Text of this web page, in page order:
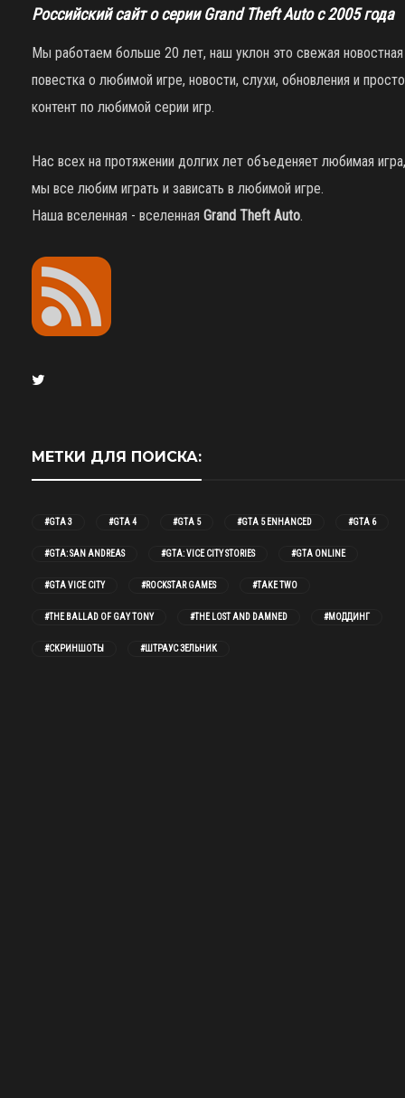
Российский сайт о серии Grand Theft Auto с 2005 года
Мы работаем больше 20 лет, наш уклон это свежая новостная
повестка о любимой игре, новости, слухи, обновления и просто
контент по любимой серии игр.
Нас всех на протяжении долгих лет объеденяет любимая игра,
мы все любим играть и зависать в любимой игре.
Наша вселенная - вселенная Grand Theft Auto.
МЕТКИ ДЛЯ ПОИСКА:
#GTA 3 #GTA 4 #GTA 5 #GTA 5 ENHANCED #GTA 6
#GTA: SAN ANDREAS #GTA: VICE CITY STORIES #GTA ONLINE
#GTA VICE CITY #ROCKSTAR GAMES #TAKE TWO
#THE BALLAD OF GAY TONY #THE LOST AND DAMNED #МОДДИНГ
#СКРИНШОТЫ #ШТРАУС ЗЕЛЬНИК